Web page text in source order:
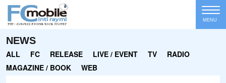
MENU
NEWS
ALL FC RELEASE LIVE / EVENT TV
RADIO
MAGAZINE / BOOK
WEB